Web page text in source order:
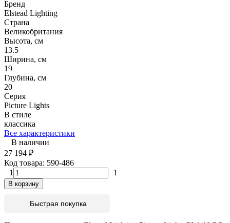
Бренд
Elstead Lighting
Страна
Великобритания
Высота, см
13.5
Ширина, см
19
Глубина, см
20
Серия
Picture Lights
В стиле
классика
Все характеристики
В наличии
27 194 ₽
Код товара: 590-486
1
1
В корзину
Быстрая покупка